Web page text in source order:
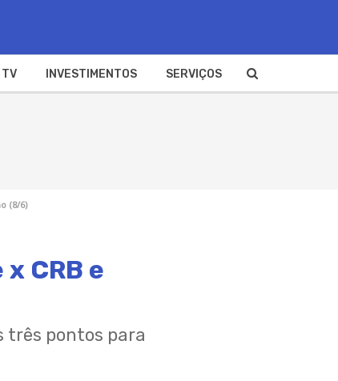
INVESTIMENTOS SERVIÇOS
(8/6)
CRB e
três pontos para